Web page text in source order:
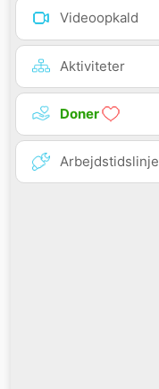
Videoopkald
Aktiviteter
Doner
Arbejdstidslinje